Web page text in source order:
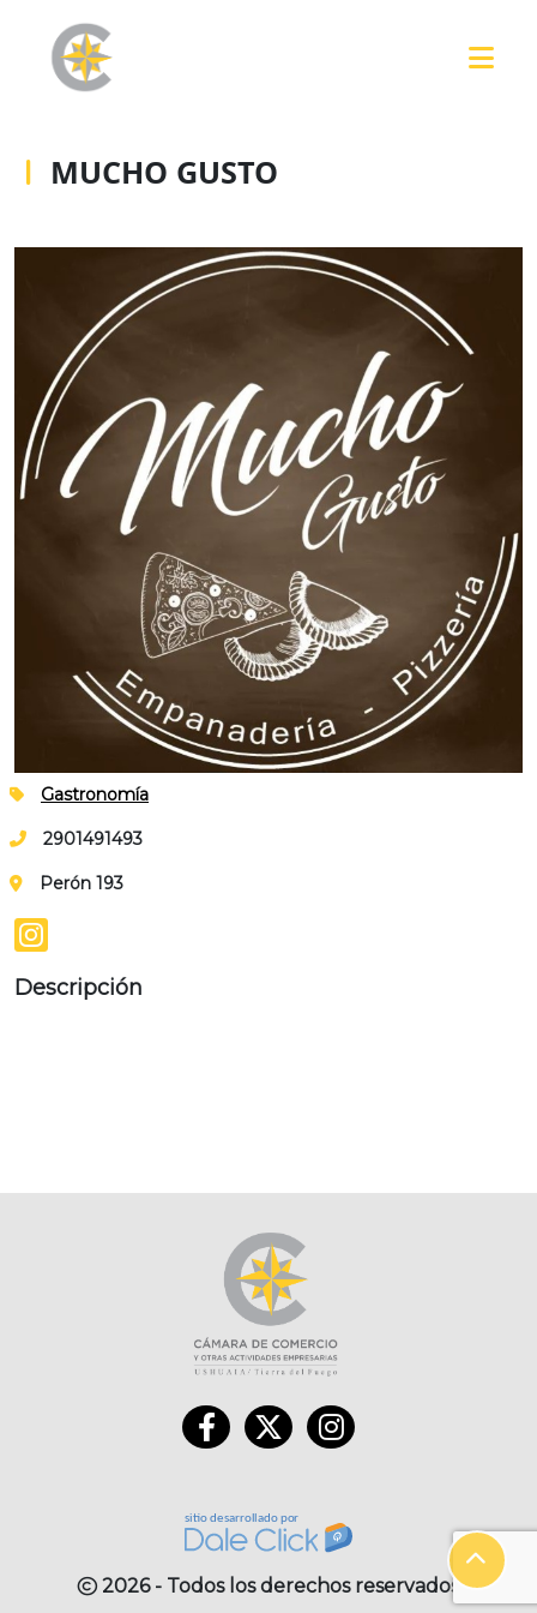
MUCHO GUSTO
Gastronomía
2901491493
Perón 193
Descripción
2026 - Todos los derechos reservados